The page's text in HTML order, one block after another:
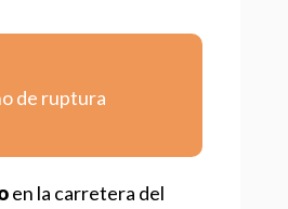
de ruptura
en la carretera del